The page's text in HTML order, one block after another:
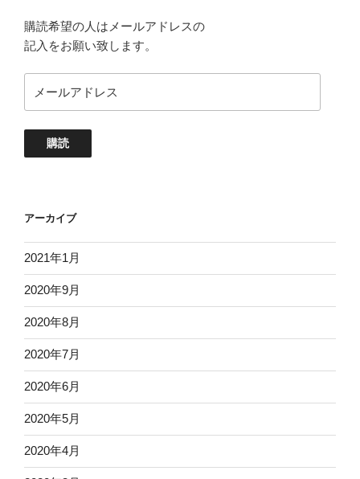
購読希望の人はメールアドレスの
記入をお願い致します。
ー
ド
購読
アーカイブ
2021年1月
2020年9月
2020年8月
2020年7月
2020年6月
2020年5月
2020年4月